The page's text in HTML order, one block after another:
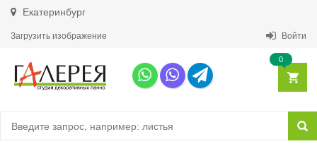
Екатеринбург
Загрузить изображение Войти
0